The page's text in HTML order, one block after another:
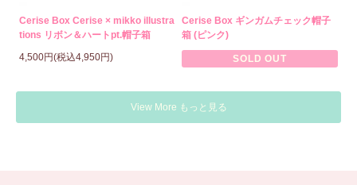
Cerise Box Cerise × mikko illustra
tions リボン＆ハートpt.帽子箱
4,500円(税込4,950円)
Cerise Box ギンガムチェック帽子
箱 (ピンク)
SOLD OUT
View More もっと見る